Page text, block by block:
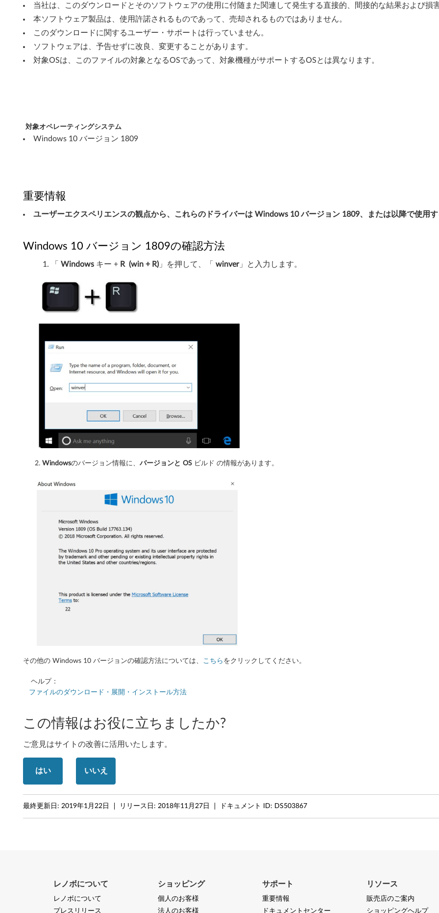
b
t
e
v
o
d
h
1
5
R
R
当社は、このダウンロードとそのソフトウェアの使用に付随また関連して発生する直接的、間接的な結果および損
本ソフトウェア製品は、使用許諾されるものであって、売却されるものではありません。
このダウンロードに関するユーザー・サポートは行っていません。
ソフトウェアは、予告せずに改良、変更することがあります。
対象OSは、このファイルの対象となるOSであって、対象機種がサポートするOSとは異なります。
対象オペレーティングシステム
Windows 10 バージョン 1809
重要情報
ユーザーエクスペリエンスの観点から、これらのドライバーは Windows 10 バージョン 1809、または以降で使用す
Windows 10 バージョン 1809の確認方法
「 Windows キー + R (win + R)」を押して、「 winver」と入力します。
2. Windowsのバージョン情報に、 バージョンと OS ビルド の情報があります。
その他の Windows 10 バージョンの確認方法については、 こちら をクリックしてください。
ヘルプ：
ファイルのダウンロード・展開・インストール方法
この情報はお役に立ちましたか?
ご意見はサイトの改善に活用いたします。
はい いいえ
最終更新日: 2019年1月22日 リリース日: 2018年11月27日 ドキュメント ID: DS503867
レノボについて
レノボについて
プレスリリース
ショッピング
個人のお客様
法人のお客様
サポート
重要情報
ドキュメントセンター
リソース
販売店のご案内
ショッピングヘルプ